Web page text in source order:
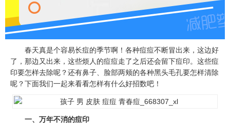
春天真是个容易长痘的季节啊！各种痘痘不断冒出来，这边好
了，那边又出来，这些烦人的痘痘走了之后还会留下痘印。这些痘
印要怎样去除呢？还有鼻子、脸部两颊的各种黑头毛孔要怎样清除
呢？下面我们一起来看看怎样有什么好招数吧！
一、万年不消的痘印